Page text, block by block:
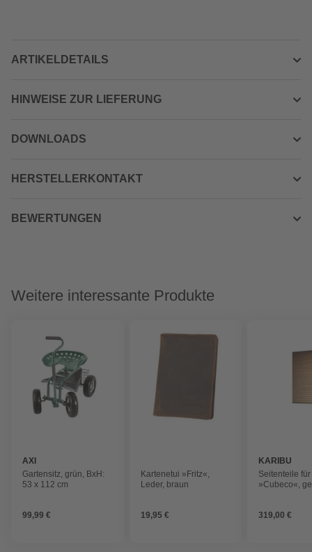
ARTIKELDETAILS
HINWEISE ZUR LIEFERUNG
DOWNLOADS
HERSTELLERKONTAKT
BEWERTUNGEN
Weitere interessante Produkte
AXI
Gartensitz, grün, BxH:
53 x 112 cm
99,99 €
Kartenetui »Fritz«,
Leder, braun
19,95 €
KARIBU
Seitenteile
»Cubeco«,
319,00 €